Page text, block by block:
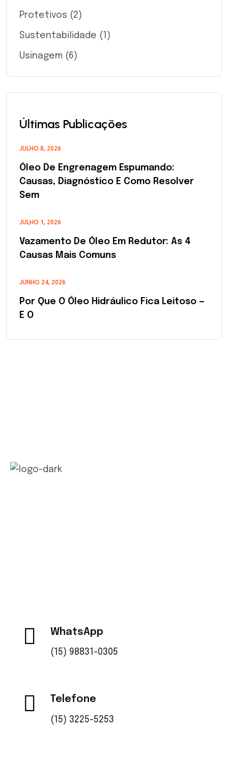
Protetivos (2)
Sustentabilidade (1)
Usinagem (6)
Últimas Publicações
JULHO 8, 2026
Óleo De Engrenagem Espumando:
Causas, Diagnóstico E Como Resolver
Sem
JULHO 1, 2026
Vazamento De Óleo Em Redutor: As 4
Causas Mais Comuns
JUNHO 24, 2026
Por Que O Óleo Hidráulico Fica Leitoso —
E O
WhatsApp
(15) 98831-0305
Telefone
(15) 3225-5253